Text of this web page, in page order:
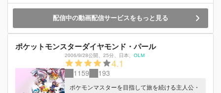
配信中の動画配信サービスをもっと見る
ポケットモンスターダイヤモンド・パール
2006/9/28公開 25分 日本 OLM
4.1
1159 193
ポケモンマスターを目指して旅を続ける主人公・